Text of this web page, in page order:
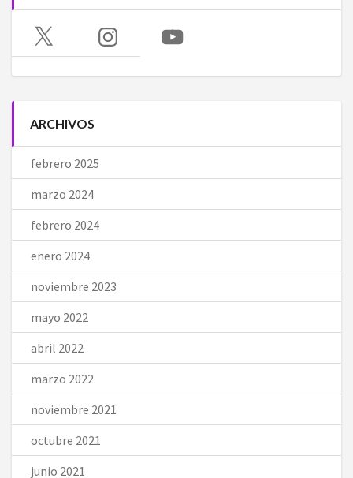
X Instagram YouTube
ARCHIVOS
febrero 2025
marzo 2024
febrero 2024
enero 2024
noviembre 2023
mayo 2022
abril 2022
marzo 2022
noviembre 2021
octubre 2021
junio 2021